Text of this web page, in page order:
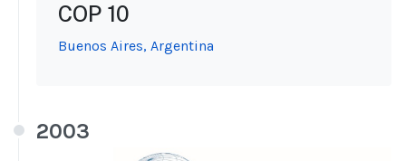
COP 10
Buenos Aires, Argentina
2003